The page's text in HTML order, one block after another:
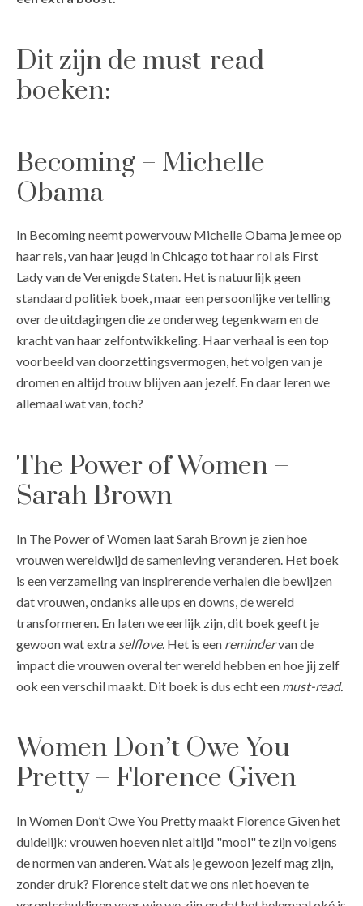
Dit zijn de must-read
boeken:
Becoming – Michelle
Obama
In Becoming neemt powervouw Michelle Obama je mee op
haar reis, van haar jeugd in Chicago tot haar rol als First
Lady van de Verenigde Staten. Het is natuurlijk geen
standaard politiek boek, maar een persoonlijke vertelling
over de uitdagingen die ze onderweg tegenkwam en de
kracht van haar zelfontwikkeling. Haar verhaal is een top
voorbeeld van doorzettingsvermogen, het volgen van je
dromen en altijd trouw blijven aan jezelf. En daar leren we
allemaal wat van, toch?
The Power of Women –
Sarah Brown
In The Power of Women laat Sarah Brown je zien hoe
vrouwen wereldwijd de samenleving veranderen. Het boek
is een verzameling van inspirerende verhalen die bewijzen
dat vrouwen, ondanks alle ups en downs, de wereld
transformeren. En laten we eerlijk zijn, dit boek geeft je
gewoon wat extra selflove. Het is een remindervan de
impact die vrouwen overal ter wereld hebben en hoe jij zelf
ook een verschil maakt. Dit boek is dus echt een must-read.
Women Don’t Owe You
Pretty – Florence Given
In Women Don’t Owe You Pretty maakt Florence Given het
duidelijk: vrouwen hoeven niet altijd "mooi" te zijn volgens
de normen van anderen. Wat als je gewoon jezelf mag zijn,
zonder druk? Florence stelt dat we ons niet hoeven te